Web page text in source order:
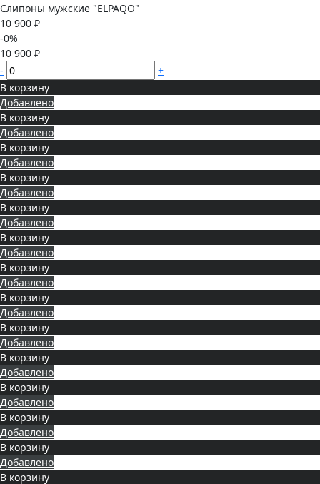
Слипоны мужские "ELPAQO"
10 900 ₽
-0%
10 900 ₽
-
+
В корзину
Добавлено
В корзину
Добавлено
В корзину
Добавлено
В корзину
Добавлено
В корзину
Добавлено
В корзину
Добавлено
В корзину
Добавлено
В корзину
Добавлено
В корзину
Добавлено
В корзину
Добавлено
В корзину
Добавлено
В корзину
Добавлено
В корзину
Добавлено
В корзину